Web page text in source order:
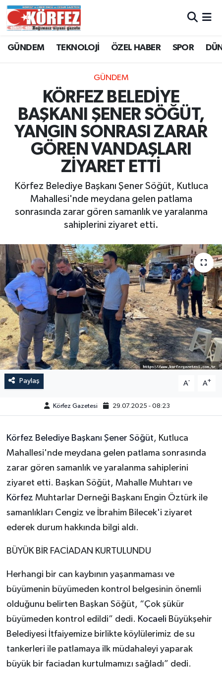
GÜNDEM TEKNOLOJİ ÖZEL HABER SPOR
GÜNDEM
KÖRFEZ BELEDİYE
BAŞKANI ŞENER SÖĞÜT,
YANGIN SONRASI ZARAR
GÖREN VANDAŞLARI
ZİYARET ETTİ
Körfez Belediye Başkanı Şener Söğüt, Kutluca
Mahallesi'nde meydana gelen patlama
sonrasında zarar gören samanlık ve yaralanma
sahiplerini ziyaret etti.
Paylaş A- A+
Körfez Gazetesi 29.07.2025 - 08:23
Körfez Belediye Başkanı Şener Söğüt, Kutluca
Mahallesi'nde meydana gelen patlama sonrasında
zarar gören samanlık ve yaralanma sahiplerini
ziyaret etti. Başkan Söğüt, Mahalle Muhtarı ve
Körfez Muhtarlar Derneği Başkanı Engin Öztürk ile
samanlıkları Cengiz ve İbrahim Bilecek'i ziyaret
ederek durum hakkında bilgi aldı.
BÜYÜK BİR FACİADAN KURTULUNDU
Herhangi bir can kaybının yaşanmaması ve
büyümenin büyümeden kontrol belgesinin önemli
olduğunu belirten Başkan Söğüt, “Çok şükür
büyümeden kontrol edildi” dedi. Kocaeli Büyükşehir
Belediyesi İtfaiyemize birlikte köylülerimiz de su
tankerleri ile patlamaya ilk müdahaleyi yaparak
büyük bir faciadan kurtulmamızı sağladı” dedi.
Trafik Durumu
Süper Lig Puan Durumu ve Fikstür
Tüm Manşetler
Son Dakika Haberleri
Haber Arşivi